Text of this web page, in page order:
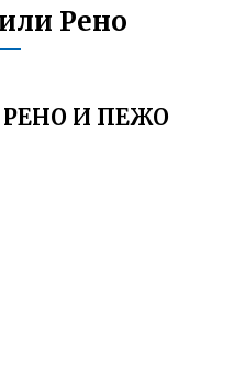
Рено
И ПЕЖО